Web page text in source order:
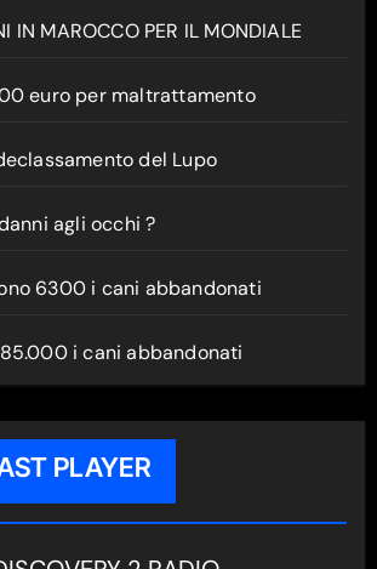
IN MAROCCO PER IL MONDIALE
euro per maltrattamento
del Lupo
agli occhi ?
6300 i cani abbandonati
i cani abbandonati
PLAYER